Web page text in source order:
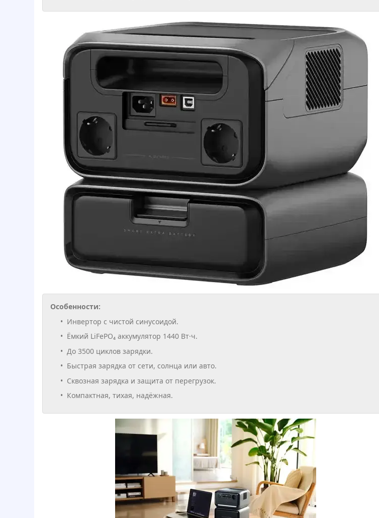
Особенности:
Инвертор с чистой синусоидой.
Ёмкий LiFePO₄ аккумулятор 1440 Вт·ч.
До 3500 циклов зарядки.
Быстрая зарядка от сети, солнца или авто.
Сквозная зарядка и защита от перегрузок.
Компактная, тихая, надёжная.